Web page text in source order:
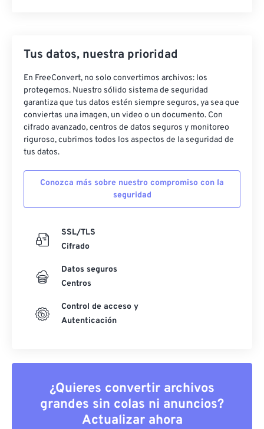
Tus datos, nuestra prioridad
En FreeConvert, no solo convertimos archivos: los
protegemos. Nuestro sólido sistema de seguridad
garantiza que tus datos estén siempre seguros, ya sea que
conviertas una imagen, un video o un documento. Con
cifrado avanzado, centros de datos seguros y monitoreo
riguroso, cubrimos todos los aspectos de la seguridad de
tus datos.
Conozca más sobre nuestro compromiso con la
seguridad
SSL/TLS
Cifrado
Datos seguros
Centros
Control de acceso y
Autenticación
¿Quieres convertir archivos
grandes sin colas ni anuncios?
Actualizar ahora